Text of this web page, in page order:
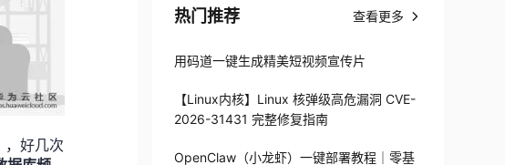
，好几次
热门推荐 查看更多
用码道一键生成精美短视频宣传片
【Linux内核】Linux 核弹级高危漏洞 CVE-
2026-31431 完整修复指南
OpenClaw（小龙虾）一键部署教程｜零基